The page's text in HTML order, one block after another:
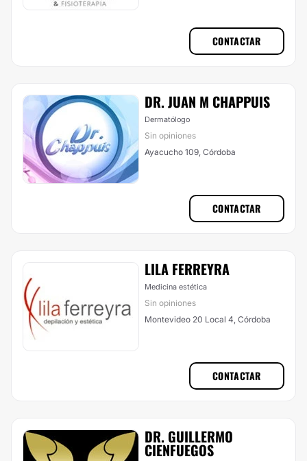
CONTACTAR
DR. JUAN M CHAPPUIS
Dermatólogo
Sin opiniones
Ayacucho 109, Córdoba
CONTACTAR
LILA FERREYRA
Medicina estética
Sin opiniones
Montevideo 20 Local 4, Córdoba
CONTACTAR
DR. GUILLERMO
CIENFUEGOS